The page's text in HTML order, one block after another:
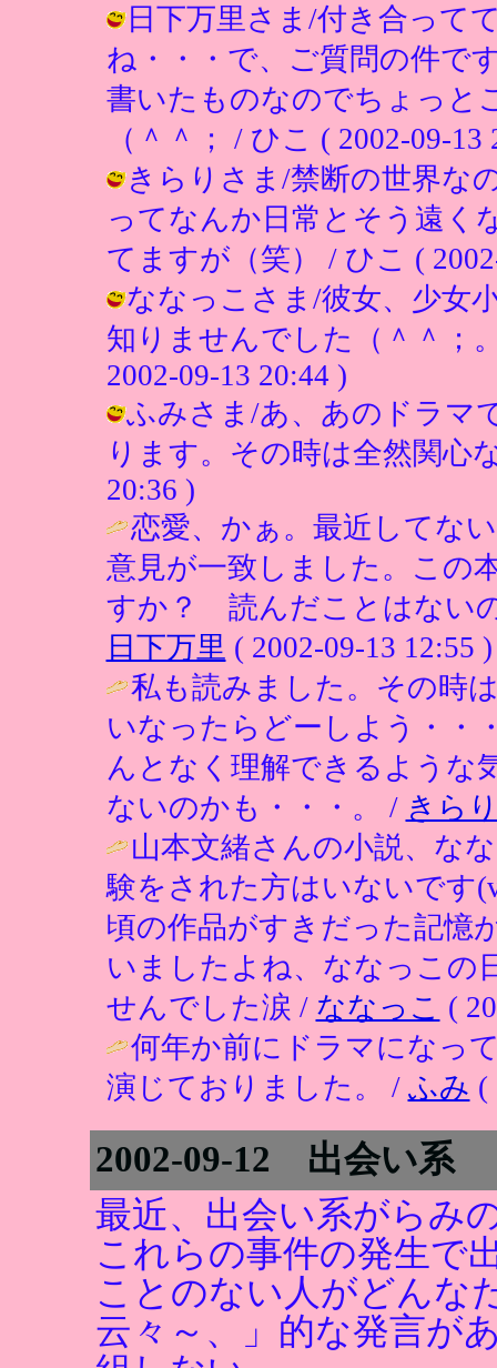
日下万里さま/付き合って
ね・・・で、ご質問の件で
書いたものなのでちょっと
（＾＾； / ひこ ( 2002-09-13
きらりさま/禁断の世界な
ってなんか日常とそう遠く
てますが（笑） / ひこ (
ななっこさま/彼女、少女
知りませんでした（＾＾；
2002-09-13 20:44 )
ふみさま/あ、あのドラマ
ります。その時は全然関心
20:36 )
恋愛、かぁ。最近してな
意見が一致しました。この
すか？ 読んだことはない
日下万里 ( 2002-09-13 12:55 )
私も読みました。その時
いなったらどーしよう・・
んとなく理解できるような
ないのかも・・・。 / きら
山本文緒さんの小説、な
験をされた方はいないです
頃の作品がすきだった記
いましたよね、ななっこの
せんでした涙 / ななっこ (
何年か前にドラマになっ
演じておりました。 / ふみ (
2002-09-12 出会い系
最近、出会い系がらみ
これらの事件の発生で
ことのない人がどんな
云々～、」的な発言が